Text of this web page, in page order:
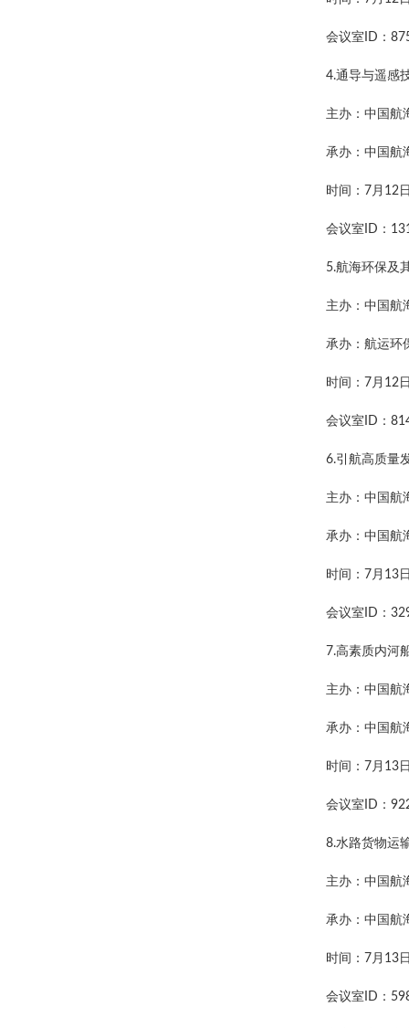
会议室ID：
4.通导与遥感
主办：中国航
承办：中国航
时间：7月12
会议室ID：
5.航海环保及
主办：中国航
承办：航运环
时间：7月12
会议室ID：
6.引航高质量
主办：中国航
承办：中国航
时间：7月13
会议室ID：
7.高素质内河
主办：中国航
承办：中国航
时间：7月13
会议室ID：
8.水路货物运
主办：中国航
承办：中国航
时间：7月13
会议室ID：